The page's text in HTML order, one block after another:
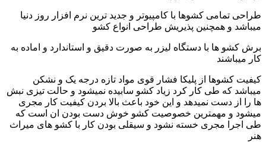
طراحی تمامی کشوها با کامپیوتر و جدید ترین نرم افزار روز دنیا
میباشد و همچنین پذیریش طراحی انواع کشو
برش کشو ها با دستگاه لیزر به صورت دقیق و استاندارد و اماده به
کار میباشند
کیفیت کشوها از پلیکا فشار قوی مواد تازه درجه یک و نشکن
میباشد که طی کار کرد زیاد کشو سابیده نمیشود و حالت تیزی نبش
ها را از دست نمیدهد و این خود باعث بالا بردن کیفیت کار مجری
میشود و مهمترین خصوصیت کشو خوش دست بودن ان است که
طی اجرا مجری خسته نشود و سیقلی بودن کار با کشو های میراث
هنر